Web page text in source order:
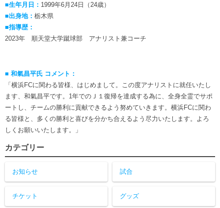
■生年月日： 1999年6月24日（24歳）
■出身地： 栃木県
■指導歴：
2023年 順天堂大学蹴球部 アナリスト兼コーチ
■ 和氣昌平氏 コメント：
「横浜FCに関わる皆様、はじめまして。この度アナリストに就任いたし
ます、和氣昌平です。1年でのＪ１復帰を達成する為に、全身全霊でサポ
ートし、チームの勝利に貢献できるよう努めていきます。横浜FCに関わ
る皆様と、多くの勝利と喜びを分かち合えるよう尽力いたします。よろ
しくお願いいたします。」
カテゴリー
お知らせ 試合
チケット グッズ